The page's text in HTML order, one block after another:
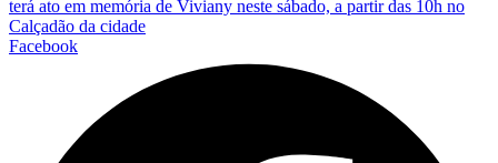
terá ato em memória de Viviany neste sábado, a partir das 10h no
Calçadão da cidade
Facebook